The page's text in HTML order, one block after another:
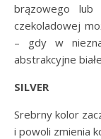
brązowego
czekoladowej
– gdy w
abstrakcyjne
SILVER
Srebrny kolor
i powoli zmienia